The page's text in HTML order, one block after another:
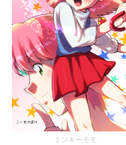
ミンキーモモ